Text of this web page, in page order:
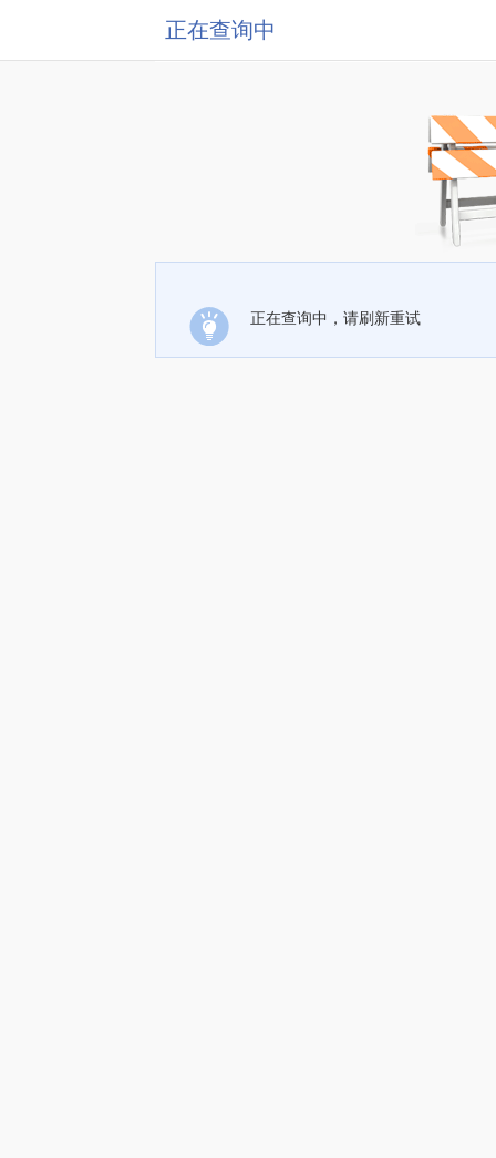
正在查询中
正在查询中，请刷新重试